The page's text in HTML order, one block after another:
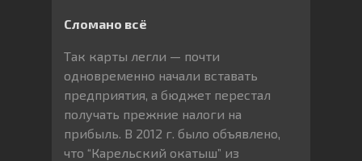
Сломано всё
Так карты легли — почти
одновременно начали вставать
предприятия, а бюджет перестал
получать прежние налоги на
прибыль. В 2012 г. было объявлено,
что “Карельский окатыш” из